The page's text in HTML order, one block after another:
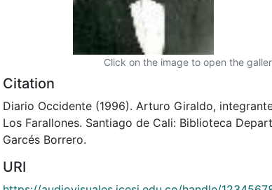
Click on the image to open the
Citation
Diario Occidente (1996). Arturo Giraldo,
Los Farallones. Santiago de Cali: Biblioteca
Garcés Borrero.
URI